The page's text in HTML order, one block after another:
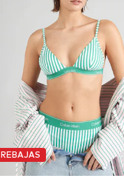
REBAJAS